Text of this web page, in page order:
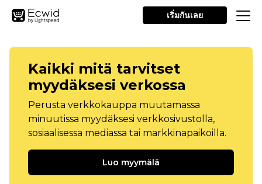
เริ่มกันเลย
Kaikki mitä tarvitset
myydäksesi verkossa
Perusta verkkokauppa muutamassa
minuutissa myydäksesi verkkosivustolla,
sosiaalisessa mediassa tai markkinapaikoilla.
Luo myymälä